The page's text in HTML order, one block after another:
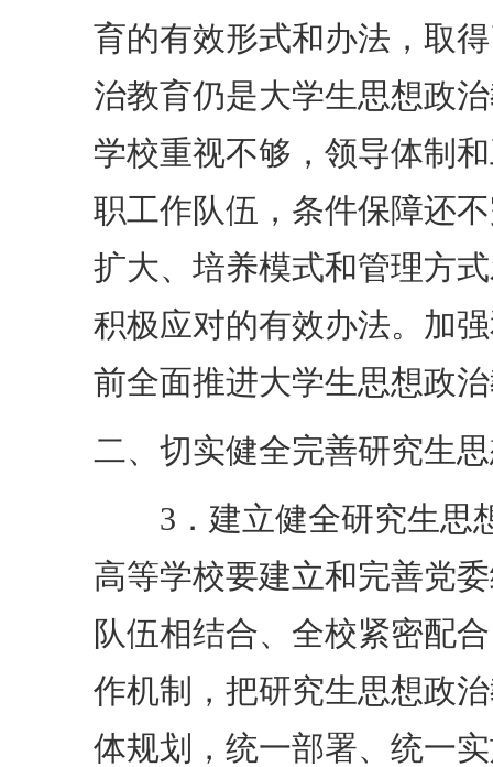
育的有效形式和办法，取
治教育仍是大学生思想政
学校重视不够，领导体制
职工作队伍，条件保障还
扩大、培养模式和管理方
积极应对的有效办法。加
前全面推进大学生思想政
二、切实健全完善研究生
3．建立健全研究生思
高等学校要建立和完善党
队伍相结合、全校紧密配
作机制，把研究生思想政
体规划，统一部署、统一